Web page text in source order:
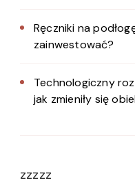
Ręczniki na
zainwestować?
Technologiczny
jak zmieniły się
zzzzz